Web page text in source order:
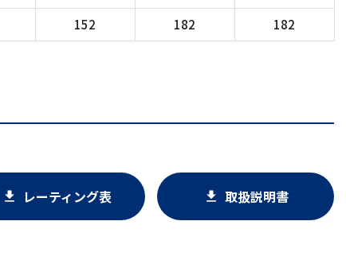
152 182 182
download レーティング表 download 取扱説明書